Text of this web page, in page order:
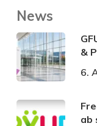
News
&
6.
ab